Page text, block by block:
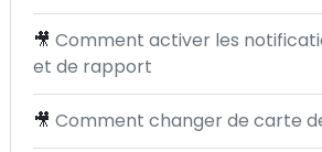
🎥 Comment activer les
et de rapport
🎥 Comment changer de carte